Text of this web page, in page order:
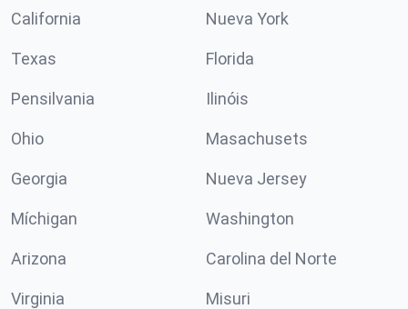
California Nueva York
Texas Florida
Pensilvania Ilinóis
Ohio Masachusets
Georgia Nueva Jersey
Míchigan Washington
Arizona Carolina del Norte
Virginia Misuri